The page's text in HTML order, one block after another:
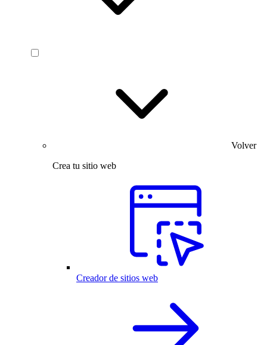
Volver
Crea tu sitio web
Creador de sitios web